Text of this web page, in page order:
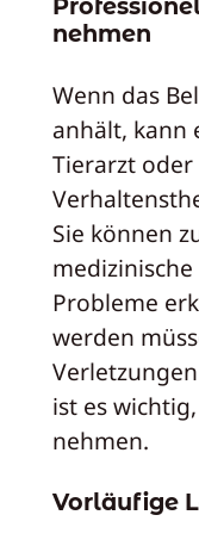
nehmen
Wenn das
anhält, kann
Tierarzt oder
Sie können
Probleme
werden
ist es
nehmen.
Vorläufige